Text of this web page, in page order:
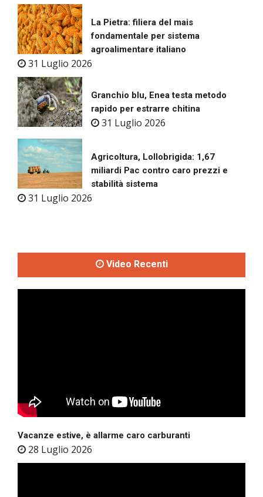
La Pietra: filiera del mais
fondamentale per sistema
agroalimentare italiano
31 Luglio 2026
Granchio blu, Enea testa metodo
rapido per estrarre chitina
31 Luglio 2026
Agricoltura, Lollobrigida: 1,67
miliardi Pac contro caro prezzi e
stabilità sistema
31 Luglio 2026
Video Recenti
Vacanze estive, è allarme caro carburanti
28 Luglio 2026